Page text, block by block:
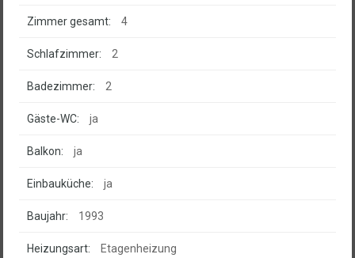
Zimmer gesamt: 4
Schlafzimmer: 2
Badezimmer: 2
Gäste-WC: ja
Balkon: ja
Einbauküche: ja
Baujahr: 1993
Heizungsart: Etagenheizung